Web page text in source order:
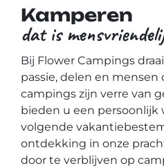
Kamperen
dat is
Bij Flower Campings
passie, delen en mensen
campings zijn verre van
bieden u een persoonlijk
volgende
ontdekking in onze
door te verblijven op